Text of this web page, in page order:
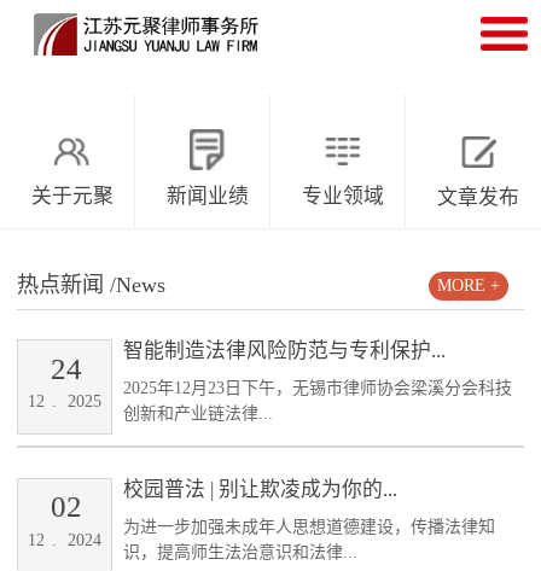
关于元聚 新闻业绩 专业领域 文章发布
热点新闻 /News
智能制造法律风险防范与专利保护...
2025年12月23日下午，无锡市律师协会梁溪分会科技
创新和产业链法律...
12 . 2025
24
校园普法 | 别让欺凌成为你的...
为进一步加强未成年人思想道德建设，传播法律知
识，提高师生法治意识和法律...
12 2024
02
MORE +